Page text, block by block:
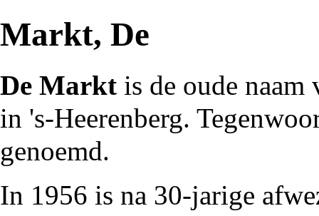
Markt, De
De Markt is de oude
in 's-Heerenberg.
genoemd.
In 1956 is na 30-jarige